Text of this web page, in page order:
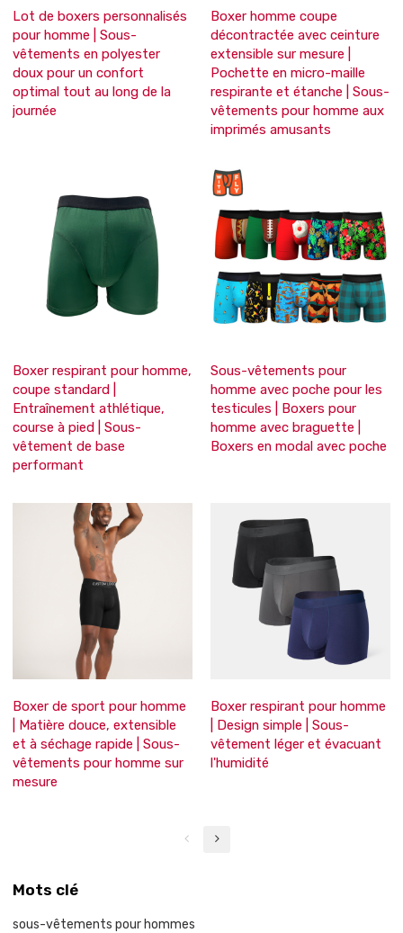
Lot de boxers personnalisés
pour homme | Sous-
vêtements en polyester
doux pour un confort
optimal tout au long de la
journée
Boxer homme coupe
décontractée avec ceinture
extensible sur mesure |
Pochette en micro-maille
respirante et étanche | Sous-
vêtements pour homme aux
imprimés amusants
Boxer respirant pour homme,
coupe standard |
Entraînement athlétique,
course à pied | Sous-
vêtement de base
performant
Sous-vêtements pour
homme avec poche pour les
testicules | Boxers pour
homme avec braguette |
Boxers en modal avec poche
Boxer de sport pour homme
| Matière douce, extensible
et à séchage rapide | Sous-
vêtements pour homme sur
mesure
Boxer respirant pour homme
| Design simple | Sous-
vêtement léger et évacuant
l'humidité
Mots clé
sous-vêtements pour hommes